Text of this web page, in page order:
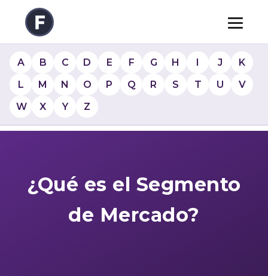
A B C D E F G H I J
K
L
M N O P Q R S T U
V
W
X Y Z
¿Qué es el Segmento
de Mercado?